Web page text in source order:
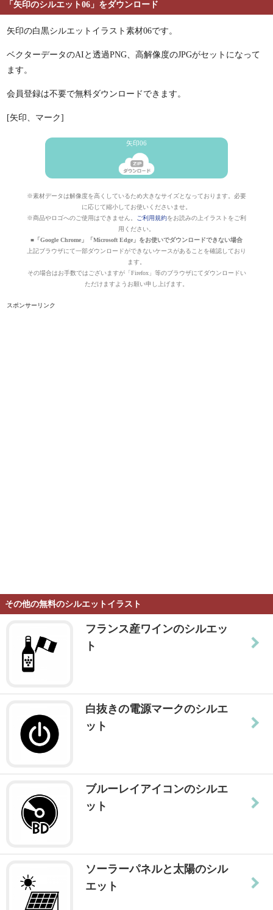
「矢印のシルエット06」をダウンロード
矢印の白黒シルエットイラスト素材06です。
ベクターデータのAIと透過PNG、高解像度のJPGがセットになって
ます。
会員登録は不要で無料ダウンロードできます。
[矢印、マーク]
矢印06
※素材データは解像度を高くしているため大きなサイズとなっております。必要
に応じて縮小してお使いくださいませ。
※商品やロゴへのご使用はできません。
ご利用規約をお読みの上イラストをご利
用ください。
■「Google Chrome」「Microsoft Edge」をお使いでダウンロードできない場合
上記ブラウザにて一部ダウンロードができないケースがあることを確認しており
ます。
その場合はお手数ではございますが「Firefox」等のブラウザにてダウンロードい
ただけますようお願い申し上げます。
スポンサーリンク
その他の無料のシルエットイラスト
フランス産ワインのシルエッ
ト
白抜きの電源マークのシルエ
ット
ブルーレイアイコンのシルエ
ット
ソーラーパネルと太陽のシル
エット